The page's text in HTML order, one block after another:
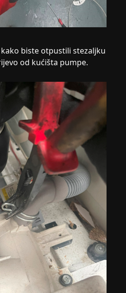
biste otpustili stezaljku
od kućišta pumpe.